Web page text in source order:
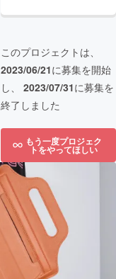
このプロジェクトは、
2023/06/21に募集を開始
し、 2023/07/31に募集を
終了しました
もう一度プロジェク
トをやってほしい